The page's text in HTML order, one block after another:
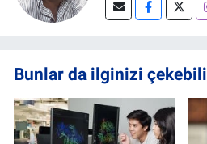
Bunlar da ilginizi